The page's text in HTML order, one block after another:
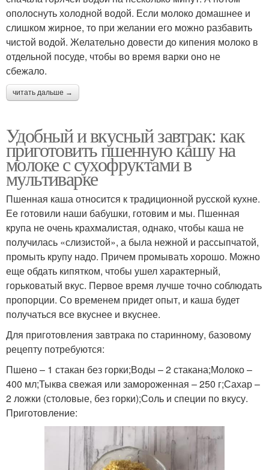
ополоснуть холодной водой. Если молоко домашнее и
слишком жирное, то при желании его можно разбавить
чистой водой. Желательно довести до кипения молоко в
отдельной посуде, чтобы во время варки оно не
сбежало.
читать дальше →
Удобный и вкусный завтрак: как
приготовить пшенную кашу на
молоке с сухофруктами в
мультиварке
Пшенная каша относится к традиционной русской кухне.
Ее готовили наши бабушки, готовим и мы. Пшенная
крупа не очень крахмалистая, однако, чтобы каша не
получилась «слизистой», а была нежной и рассыпчатой,
промыть крупу надо. Причем промывать хорошо. Можно
еще обдать кипятком, чтобы ушел характерный,
горьковатый вкус. Первое время лучше точно соблюдать
пропорции. Со временем придет опыт, и каша будет
получаться все вкуснее и вкуснее.
Для приготовления завтрака по старинному, базовому
рецепту потребуются:
Пшено – 1 стакан без горки;Воды – 2 стакана;Молоко –
400 мл;Тыква свежая или замороженная – 250 г;Сахар –
2 ложки (столовые, без горки);Соль и специи по вкусу.
Приготовление: